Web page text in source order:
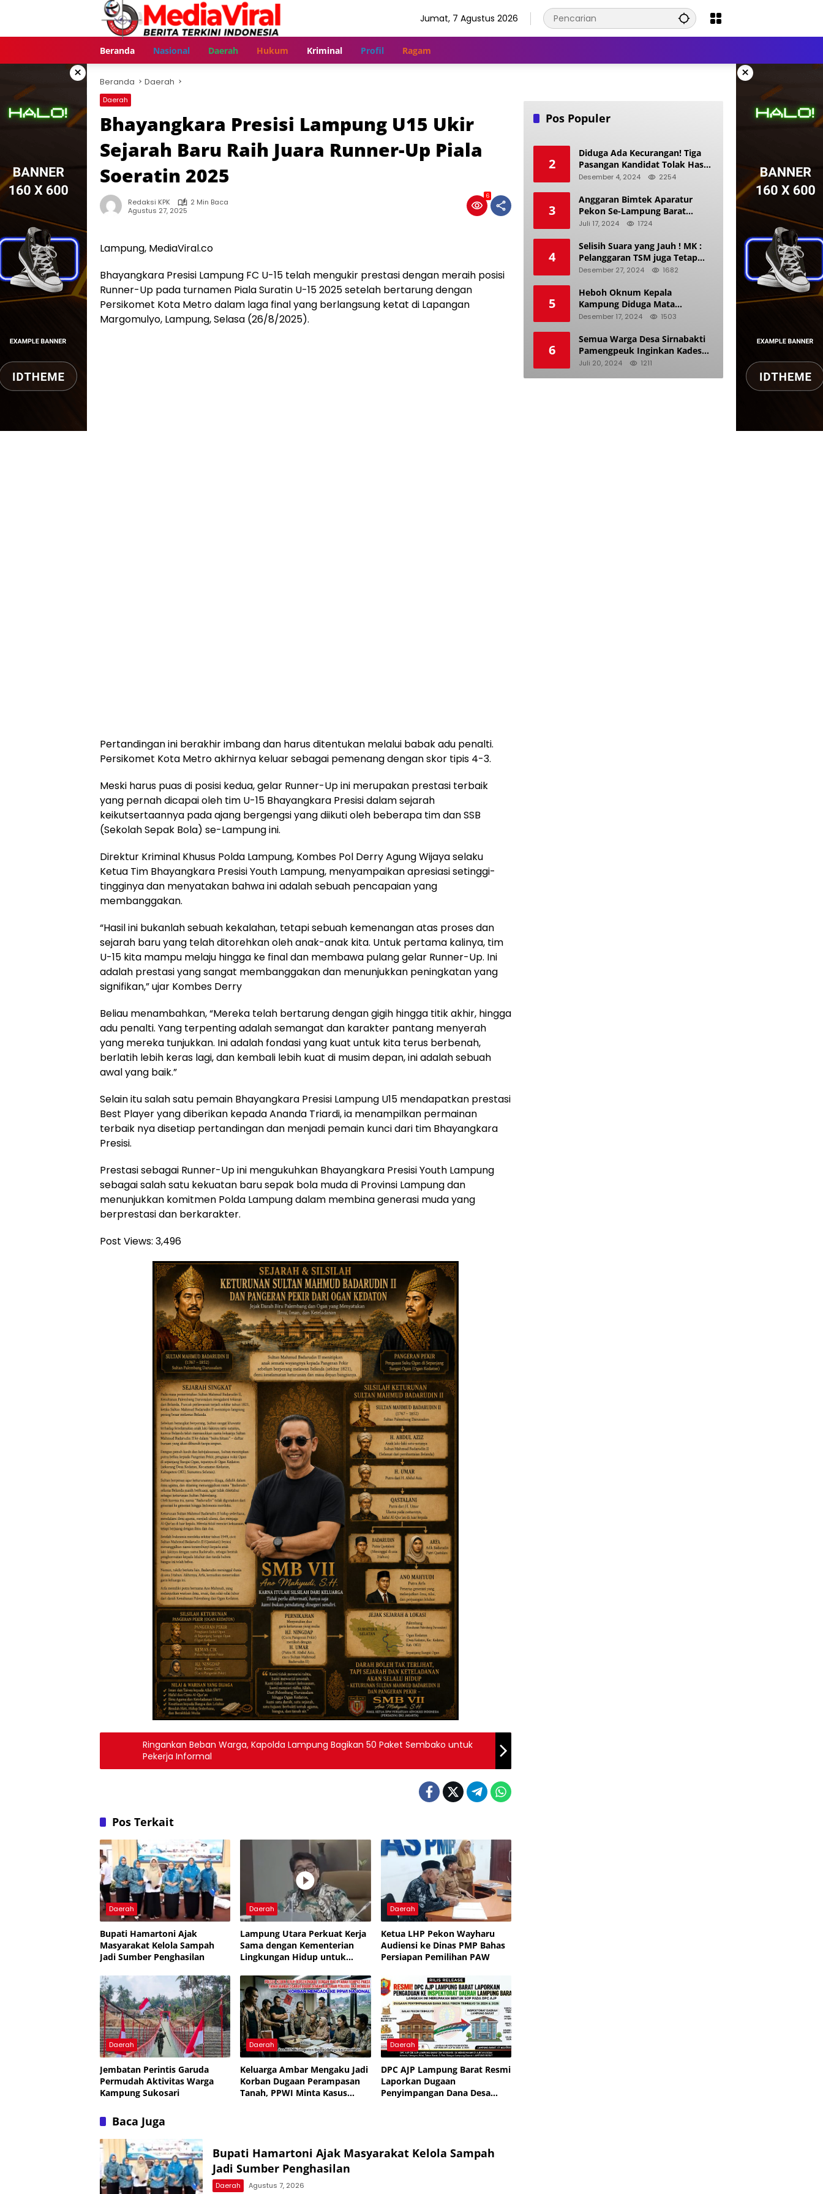
Jumat, 7 Agustus 2026
Beranda Nasional Daerah Hukum Kriminal Profil Ragam
× ×
Beranda Daerah
Daerah
Bhayangkara Presisi Lampung U15 Ukir
Sejarah Baru Raih Juara Runner-Up Piala
Soeratin 2025
Redaksi KPK
2 Min Baca
Agustus 27, 2025
6
Lampung, MediaViral.co
Bhayangkara Presisi Lampung FC U-15 telah mengukir prestasi dengan meraih posisi
Runner-Up pada turnamen Piala Suratin U-15 2025 setelah bertarung dengan
Persikomet Kota Metro dalam laga final yang berlangsung ketat di Lapangan
Margomulyo, Lampung, Selasa (26/8/2025).
Pertandingan ini berakhir imbang dan harus ditentukan melalui babak adu penalti.
Persikomet Kota Metro akhirnya keluar sebagai pemenang dengan skor tipis 4-3.
Meski harus puas di posisi kedua, gelar Runner-Up ini merupakan prestasi terbaik
yang pernah dicapai oleh tim U-15 Bhayangkara Presisi dalam sejarah
keikutsertaannya pada ajang bergengsi yang diikuti oleh beberapa tim dan SSB
(Sekolah Sepak Bola) se-Lampung ini.
Direktur Kriminal Khusus Polda Lampung, Kombes Pol Derry Agung Wijaya selaku
Ketua Tim Bhayangkara Presisi Youth Lampung, menyampaikan apresiasi setinggi-
tingginya dan menyatakan bahwa ini adalah sebuah pencapaian yang
membanggakan.
“Hasil ini bukanlah sebuah kekalahan, tetapi sebuah kemenangan atas proses dan
sejarah baru yang telah ditorehkan oleh anak-anak kita. Untuk pertama kalinya, tim
U-15 kita mampu melaju hingga ke final dan membawa pulang gelar Runner-Up. Ini
adalah prestasi yang sangat membanggakan dan menunjukkan peningkatan yang
signifikan,” ujar Kombes Derry
Beliau menambahkan, “Mereka telah bertarung dengan gigih hingga titik akhir, hingga
adu penalti. Yang terpenting adalah semangat dan karakter pantang menyerah
yang mereka tunjukkan. Ini adalah fondasi yang kuat untuk kita terus berbenah,
berlatih lebih keras lagi, dan kembali lebih kuat di musim depan, ini adalah sebuah
awal yang baik.”
Selain itu salah satu pemain Bhayangkara Presisi Lampung U15 mendapatkan prestasi
Best Player yang diberikan kepada Ananda Triardi, ia menampilkan permainan
terbaik nya disetiap pertandingan dan menjadi pemain kunci dari tim Bhayangkara
Presisi.
Prestasi sebagai Runner-Up ini mengukuhkan Bhayangkara Presisi Youth Lampung
sebagai salah satu kekuatan baru sepak bola muda di Provinsi Lampung dan
menunjukkan komitmen Polda Lampung dalam membina generasi muda yang
berprestasi dan berkarakter.
Post Views: 3,496
Ringankan Beban Warga, Kapolda Lampung Bagikan 50 Paket Sembako untuk
Pekerja Informal
Pos Terkait
Daerah
Bupati Hamartoni Ajak
Masyarakat Kelola Sampah
Jadi Sumber Penghasilan
Daerah
Lampung Utara Perkuat Kerja
Sama dengan Kementerian
Lingkungan Hidup untuk
Sampah
Daerah
Ketua LHP Pekon Wayharu
Audiensi ke Dinas PMP Bahas
Persiapan Pemilihan PAW
Daerah
Jembatan Perintis Garuda
Permudah Aktivitas Warga
Kampung Sukosari
Daerah
Keluarga Ambar Mengaku Jadi
Korban Dugaan Perampasan
Tanah, PPWI Minta Kasus
Daerah
DPC AJP Lampung Barat Resmi
Laporkan Dugaan
Penyimpangan Dana Desa
Baca Juga
Bupati Hamartoni Ajak Masyarakat Kelola Sampah
Jadi Sumber Penghasilan
Daerah Agustus 7, 2026
Pos Populer
2
Diduga Ada Kecurangan! Tiga
Pasangan Kandidat Tolak Hasil
Pilkada Kerinci 2024
Desember 4, 2024 2254
3
Anggaran Bimtek Aparatur
Pekon Se-Lampung Barat
Diduga Ladang Korupsi Buat
Juli 17, 2024 1724
4
Selisih Suara yang Jauh ! MK :
Pelanggaran TSM juga Tetap
Mengacu pada Prinsip Keadilan
Desember 27, 2024 1682
5
Heboh Oknum Kepala
Kampung Diduga Mata
Keranjang dan Doyan Istri
Desember 17, 2024 1503
6
Semua Warga Desa Sirnabakti
Pamengpeuk Inginkan Kades
Herdi Hidayat di Berhentikan
Juli 20, 2024 1211